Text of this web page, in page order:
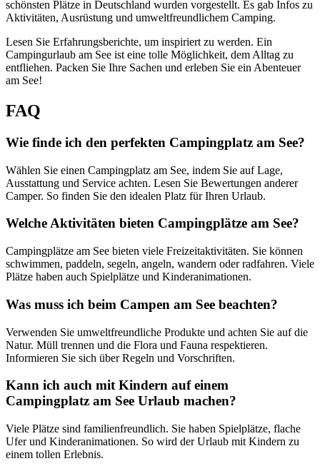
schönsten Plätze in Deutschland wurden vorgestellt. Es gab Infos zu
Aktivitäten, Ausrüstung und umweltfreundlichem Camping.
Lesen Sie Erfahrungsberichte, um inspiriert zu werden. Ein
Campingurlaub am See ist eine tolle Möglichkeit, dem Alltag zu
entfliehen. Packen Sie Ihre Sachen und erleben Sie ein Abenteuer
am See!
FAQ
Wie finde ich den perfekten Campingplatz am See?
Wählen Sie einen Campingplatz am See, indem Sie auf Lage,
Ausstattung und Service achten. Lesen Sie Bewertungen anderer
Camper. So finden Sie den idealen Platz für Ihren Urlaub.
Welche Aktivitäten bieten Campingplätze am See?
Campingplätze am See bieten viele Freizeitaktivitäten. Sie können
schwimmen, paddeln, segeln, angeln, wandern oder radfahren. Viele
Plätze haben auch Spielplätze und Kinderanimationen.
Was muss ich beim Campen am See beachten?
Verwenden Sie umweltfreundliche Produkte und achten Sie auf die
Natur. Müll trennen und die Flora und Fauna respektieren.
Informieren Sie sich über Regeln und Vorschriften.
Kann ich auch mit Kindern auf einem
Campingplatz am See Urlaub machen?
Viele Plätze sind familienfreundlich. Sie haben Spielplätze, flache
Ufer und Kinderanimationen. So wird der Urlaub mit Kindern zu
einem tollen Erlebnis.